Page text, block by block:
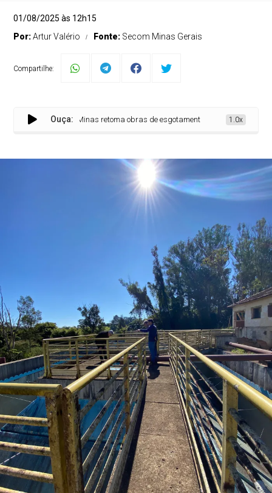
01/08/2025 às 12h15
Por:Artur Valério Fonte: Secom Minas Gerais
Compartilhe:
Ouça:
Governo de Minas retoma obras de esgotamento sanitário em1.0x